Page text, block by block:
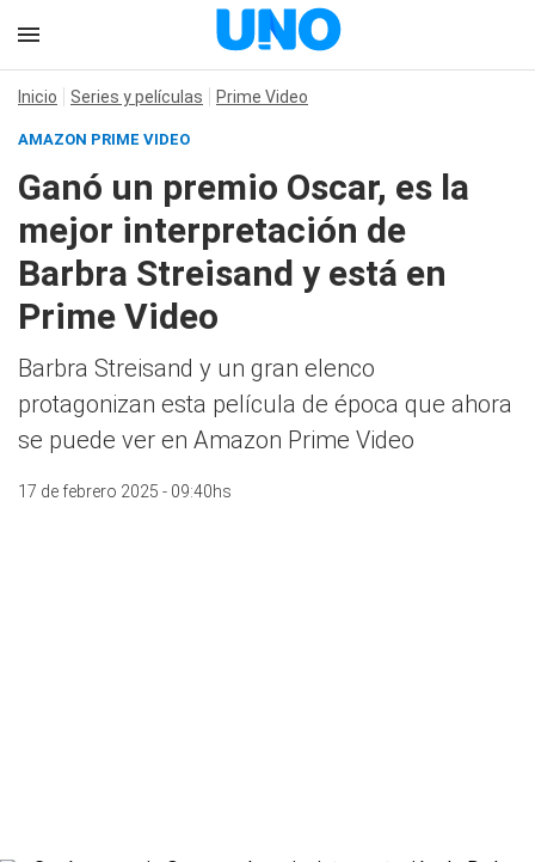
Inicio Series y películas Prime Video
AMAZON PRIME VIDEO
Ganó un premio Oscar, es la
mejor interpretación de
Barbra Streisand y está en
Prime Video
Barbra Streisand y un gran elenco
protagonizan esta película de época que ahora
se puede ver en Amazon Prime Video
17 de febrero 2025 - 09:40hs